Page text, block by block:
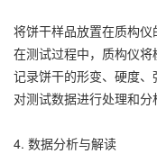
将饼干样品放置在质构仪
在测试过程中，质构仪
记录饼干的形变、硬度、
对测试数据进行处理和
4. 数据分析与解读